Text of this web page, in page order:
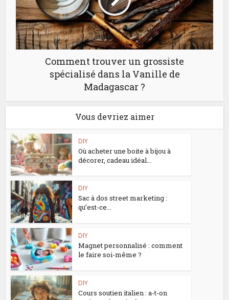
Comment trouver un grossiste
spécialisé dans la Vanille de
Madagascar ?
Vous devriez aimer
DIY
Où acheter une boite à bijou à
décorer, cadeau idéal...
DIY
Sac à dos street marketing :
qu’est-ce...
DIY
Magnet personnalisé : comment
le faire soi-même ?
DIY
Cours soutien italien : a-t-on